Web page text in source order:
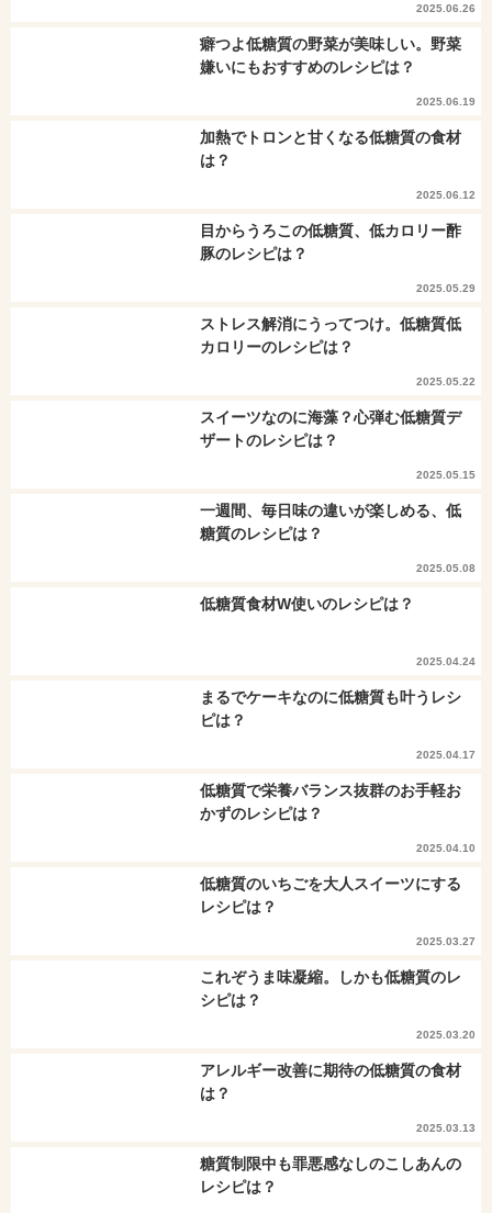
2025.06.26
癖つよ低糖質の野菜が美味しい。野菜
嫌いにもおすすめのレシピは？
2025.06.19
加熱でトロンと甘くなる低糖質の食材
は？
2025.06.12
目からうろこの低糖質、低カロリー酢
豚のレシピは？
2025.05.29
ストレス解消にうってつけ。低糖質低
カロリーのレシピは？
2025.05.22
スイーツなのに海藻？心弾む低糖質デ
ザートのレシピは？
2025.05.15
一週間、毎日味の違いが楽しめる、低
糖質のレシピは？
2025.05.08
低糖質食材W使いのレシピは？
2025.04.24
まるでケーキなのに低糖質も叶うレシ
ピは？
2025.04.17
低糖質で栄養バランス抜群のお手軽お
かずのレシピは？
2025.04.10
低糖質のいちごを大人スイーツにする
レシピは？
2025.03.27
これぞうま味凝縮。しかも低糖質のレ
シピは？
2025.03.20
アレルギー改善に期待の低糖質の食材
は？
2025.03.13
糖質制限中も罪悪感なしのこしあんの
レシピは？